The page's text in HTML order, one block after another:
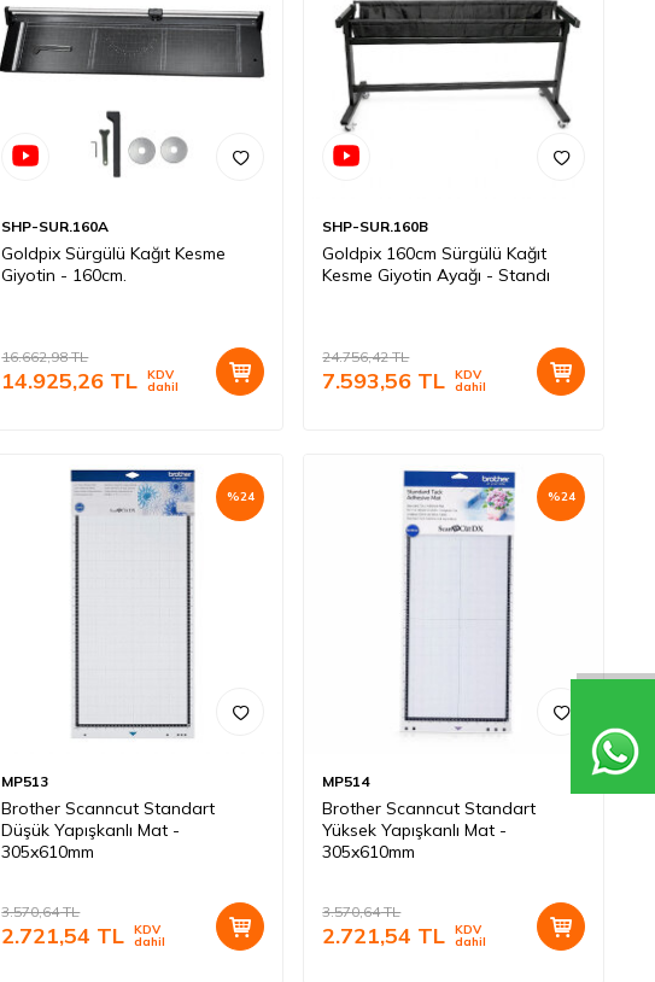
SHP-SUR.160A
Goldpix Sürgülü Kağıt Kesme
Giyotin - 160cm.
16.662,98TL
14.925,26 TL KDV
dahil
SHP-SUR.160B
Goldpix 160cm Sürgülü Kağıt
Kesme Giyotin Ayağı - Standı
24.756,42TL
7.593,56 TL KDV
dahil
%24
MP513
Brother Scanncut Standart
Düşük Yapışkanlı Mat -
305x610mm
3.570,64TL
2.721,54 TL KDV
dahil
%24
MP514
Brother Scanncut Standart
Yüksek Yapışkanlı Mat -
305x610mm
3.570,64TL
2.721,54 TL KDV
dahil